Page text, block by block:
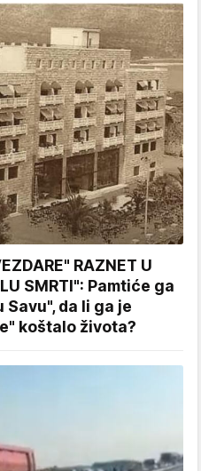
RAZNET U
SMRTI": Pamtiće ga
Savu", da li ga je
koštalo života?